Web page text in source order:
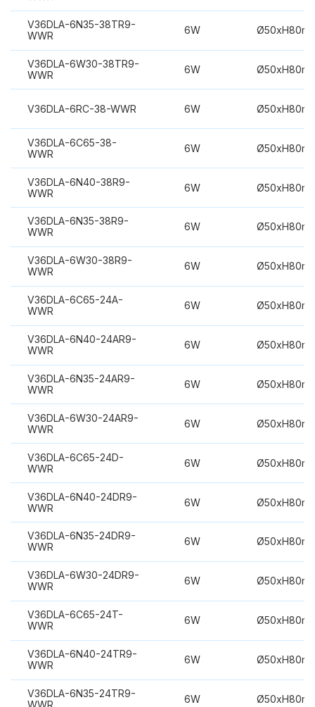
V36DLA-6N35-38TR9-
WWR
6W
V36DLA-6W30-38TR9-
WWR
6W
V36DLA-6RC-38-WWR 6W
V36DLA-6C65-38-
WWR
6W
V36DLA-6N40-38R9-
WWR
6W
V36DLA-6N35-38R9-
WWR
6W
V36DLA-6W30-38R9-
WWR
6W
V36DLA-6C65-24A-
WWR
6W
V36DLA-6N40-24AR9-
WWR
6W
V36DLA-6N35-24AR9-
WWR
6W
V36DLA-6W30-24AR9-
WWR
6W
V36DLA-6C65-24D-
WWR
6W
V36DLA-6N40-24DR9-
WWR
6W
V36DLA-6N35-24DR9-
WWR
6W
V36DLA-6W30-24DR9-
WWR
6W
V36DLA-6C65-24T-
WWR
6W
V36DLA-6N40-24TR9-
WWR
6W
V36DLA-6N35-24TR9-
WWR
6W